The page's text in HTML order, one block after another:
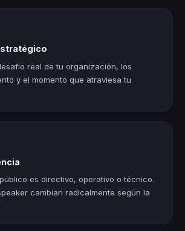
real de tu organización, los
y el momento que atraviesa tu
es directivo, operativo o técnico.
cambian radicalmente según la